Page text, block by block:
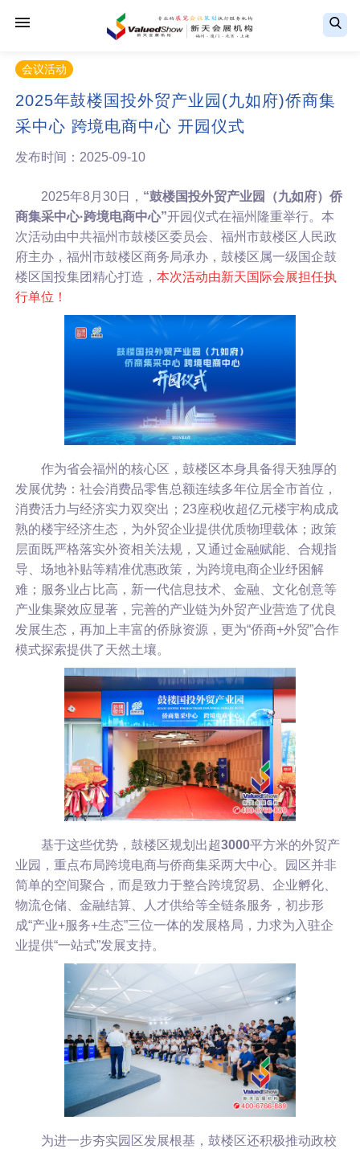
会议活动
2025年鼓楼国投外贸产业园(九如府)侨商集
采中心 跨境电商中心 开园仪式
发布时间：2025-09-10
2025年8月30日， “鼓楼国投外贸产业园（九如府）侨
商集采中心·跨境电商中心”开园仪式在福州隆重举行。本
次活动由中共福州市鼓楼区委员会、福州市鼓楼区人民政
府主办，福州市鼓楼区商务局承办，鼓楼区属一级国企鼓
楼区国投集团精心打造， 本次活动由新天国际会展担任执
行单位！
作为省会福州的核心区，鼓楼区本身具备得天独厚的
发展优势：社会消费品零售总额连续多年位居全市首位，
消费活力与经济实力双突出；23座税收超亿元楼宇构成成
熟的楼宇经济生态，为外贸企业提供优质物理载体；政策
层面既严格落实外资相关法规，又通过金融赋能、合规指
导、场地补贴等精准优惠政策，为跨境电商企业纾困解
难；服务业占比高，新一代信息技术、金融、文化创意等
产业集聚效应显著，完善的产业链为外贸产业营造了优良
发展生态，再加上丰富的侨脉资源，更为“侨商+外贸”合作
模式探索提供了天然土壤。
基于这些优势，鼓楼区规划出超3000平方米的外贸产
业园，重点布局跨境电商与侨商集采两大中心。园区并非
简单的空间聚合，而是致力于整合跨境贸易、企业孵化、
物流仓储、金融结算、人才供给等全链条服务，初步形
成“产业+服务+生态”三位一体的发展格局，力求为入驻企
业提供“一站式”发展支持。
为进一步夯实园区发展根基，鼓楼区还积极推动政校